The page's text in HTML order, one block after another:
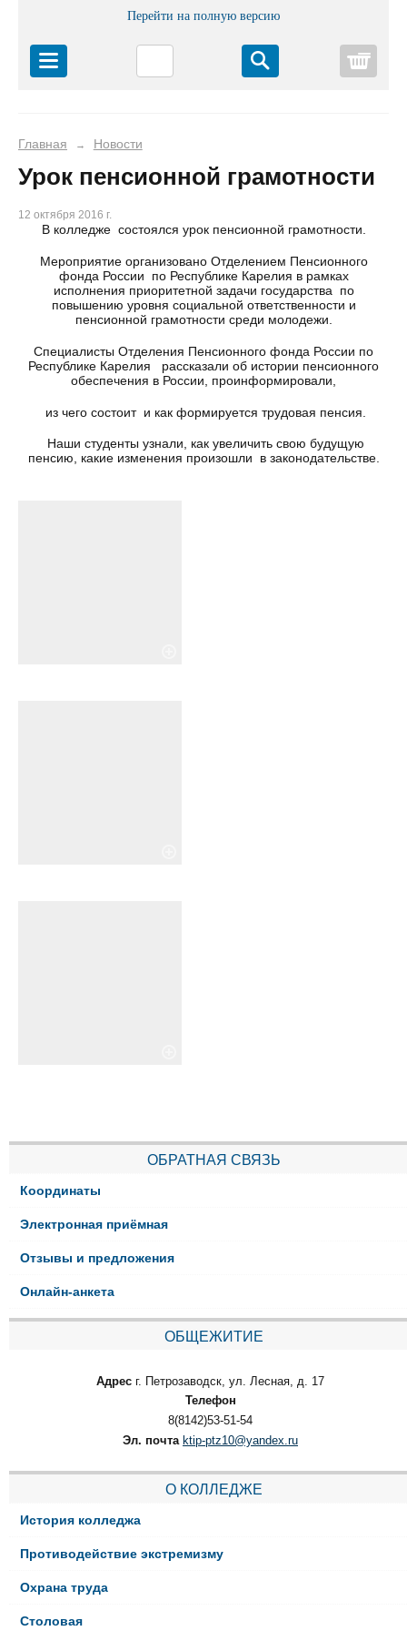
Перейти на полную версию
Главная → Новости
Урок пенсионной грамотности
12 октября 2016 г.
В колледже состоялся урок пенсионной грамотности.
Мероприятие организовано Отделением Пенсионного
фонда России по Республике Карелия в рамках
исполнения приоритетной задачи государства по
повышению уровня социальной ответственности и
пенсионной грамотности среди молодежи.
Специалисты Отделения Пенсионного фонда России по
Республике Карелия рассказали об истории пенсионного
обеспечения в России, проинформировали,
из чего состоит и как формируется трудовая пенсия.
Наши студенты узнали, как увеличить свою будущую
пенсию, какие изменения произошли в законодательстве.
ОБРАТНАЯ СВЯЗЬ
Координаты
Электронная приёмная
Отзывы и предложения
Онлайн-анкета
ОБЩЕЖИТИЕ
Адрес г. Петрозаводск, ул. Лесная, д. 17
Телефон
8(8142)53-51-54
Эл. почта ktip-ptz10@yandex.ru
О КОЛЛЕДЖЕ
История колледжа
Противодействие экстремизму
Охрана труда
Столовая